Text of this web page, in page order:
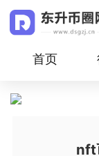
首页
nft